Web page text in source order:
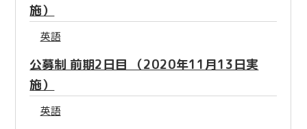
施）
英語
公募制 前期2日目 （2020年11月13日実
施）
英語